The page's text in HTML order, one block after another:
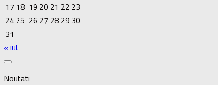
17 18 19 20 21 22 23
24 25 26 27 28 29 30
31
« iul.
Noutati